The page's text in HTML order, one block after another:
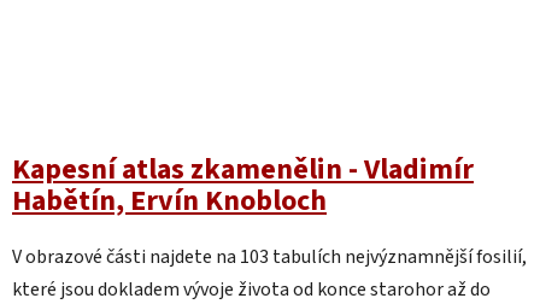
Kapesní atlas zkamenělin - Vladimír
Habětín, Ervín Knobloch
V obrazové části najdete na 103 tabulích nejvýznamnější fosilií,
které jsou dokladem vývoje života od konce starohor až do